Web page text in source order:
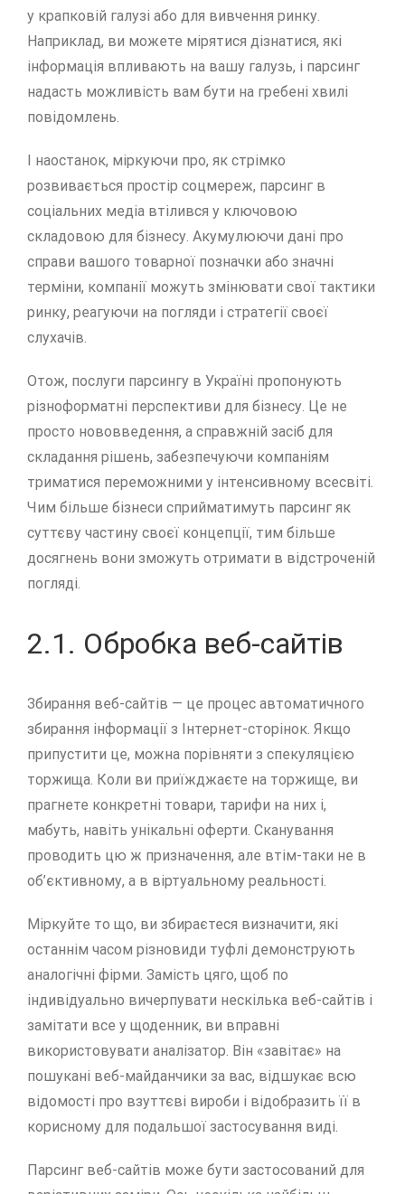
у крапковій галузі або для вивчення ринку.
Наприклад, ви можете мірятися дізнатися, які
інформація впливають на вашу галузь, і парсинг
надасть можливість вам бути на гребені хвилі
повідомлень.
І наостанок, міркуючи про, як стрімко
розвивається простір соцмереж, парсинг в
соціальних медіа втілився у ключовою
складовою для бізнесу. Акумулюючи дані про
справи вашого товарної позначки або значні
терміни, компанії можуть змінювати свої тактики
ринку, реагуючи на погляди і стратегії своєї
слухачів.
Отож, послуги парсингу в Україні пропонують
різноформатні перспективи для бізнесу. Це не
просто нововведення, а справжній засіб для
складання рішень, забезпечуючи компаніям
триматися переможними у інтенсивному всесвіті.
Чим більше бізнеси сприйматимуть парсинг як
суттєву частину своєї концепції, тим більше
досягнень вони зможуть отримати в відстроченій
погляді.
2.1. Обробка веб-сайтів
Збирання веб-сайтів — це процес автоматичного
збирання інформації з Інтернет-сторінок. Якщо
припустити це, можна порівняти з спекуляцією
торжища. Коли ви приїжджаєте на торжище, ви
прагнете конкретні товари, тарифи на них і,
мабуть, навіть унікальні оферти. Сканування
проводить цю ж призначення, але втім-таки не в
об’єктивному, а в віртуальному реальності.
Міркуйте то що, ви збираєтеся визначити, які
останнім часом різновиди туфлі демонструють
аналогічні фірми. Замість цяго, щоб по
індивідуально вичерпувати нескілька веб-сайтів і
замітати все у щоденник, ви вправні
використовувати аналізатор. Він «завітає» на
пошукані веб-майданчики за вас, відшукає всю
відомості про взуттєві вироби і відобразить її в
корисному для подальшої застосування виді.
Парсинг веб-сайтів може бути застосований для